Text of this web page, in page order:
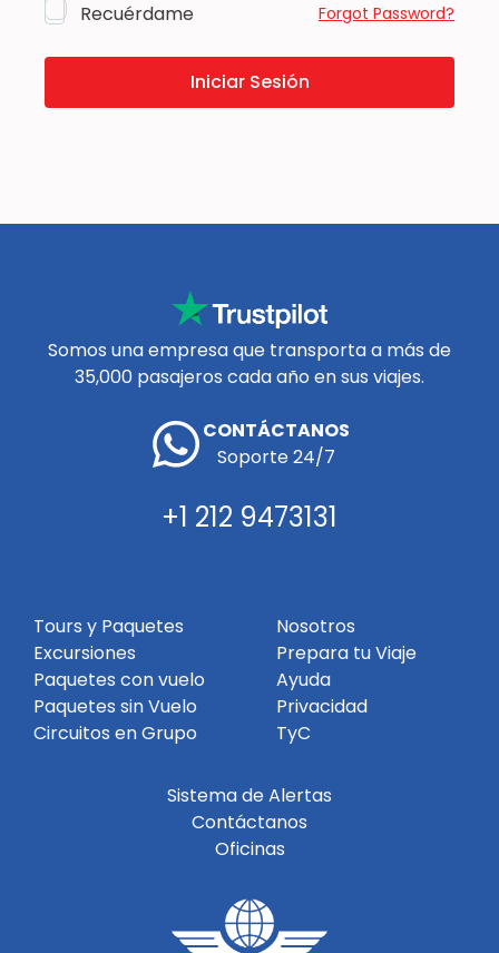
Recuérdame Forgot Password?
Somos una empresa que transporta a más de
35,000 pasajeros cada año en sus viajes.
CONTÁCTANOS
Soporte 24/7
+1 212 9473131
Tours y Paquetes
Excursiones
Paquetes con vuelo
Paquetes sin Vuelo
Circuitos en Grupo
Nosotros
Prepara tu Viaje
Ayuda
Privacidad
TyC
Sistema de Alertas
Contáctanos
Oficinas